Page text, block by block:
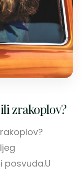
zrakoplov?
posvuda.U